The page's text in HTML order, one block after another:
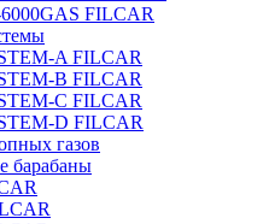
FILCAR
A FILCAR
B FILCAR
C FILCAR
D FILCAR
газов
барабаны